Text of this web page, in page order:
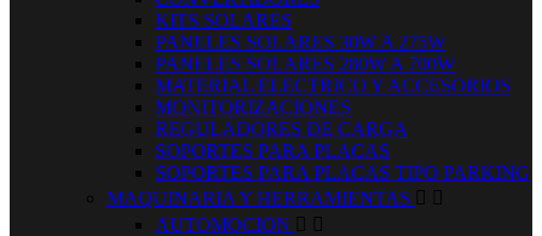
KITS SOLARES
PANELES SOLARES 30W A 275W
PANELES SOLARES 280W A 700W
MATERIAL ELECTRICO Y ACCESORIOS
MONITORIZACIONES
REGULADORES DE CARGA
SOPORTES PARA PLACAS
SOPORTES PARA PLACAS TIPO PARKING
MAQUINARIA Y HERRAMIENTAS  
AUTOMOCION  